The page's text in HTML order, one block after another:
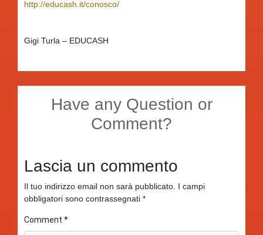
http://educash.it/conosco/
Gigi Turla – EDUCASH
Have any Question or
Comment?
Lascia un commento
Il tuo indirizzo email non sarà pubblicato. I campi
obbligatori sono contrassegnati *
Comment *